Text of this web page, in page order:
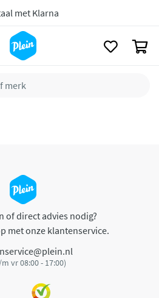
met Klarna
of direct advies nodig?
met onze klantenservice.
vr 08:00 - 17:00)